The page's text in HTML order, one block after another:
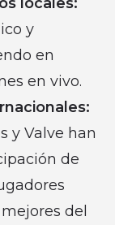
y
en
en vivo.
y Valve han
de
del